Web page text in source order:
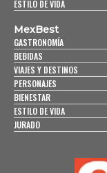
ESTILO DE VIDA
MexBest
GASTRONOMÍA
BEBIDAS
VIAJES Y DESTINOS
PERSONAJES
BIENESTAR
ESTILO DE VIDA
JURADO